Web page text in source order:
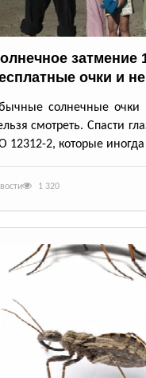
затмение
очки и
солнечные очки
смотреть. Спасти
12312-2, которые
1 320